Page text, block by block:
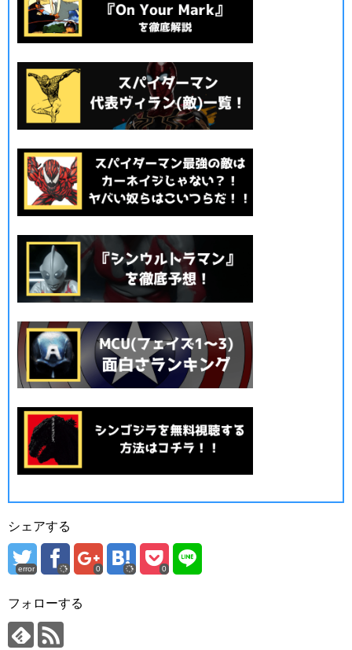
シェアする
error 0 0
フォローする